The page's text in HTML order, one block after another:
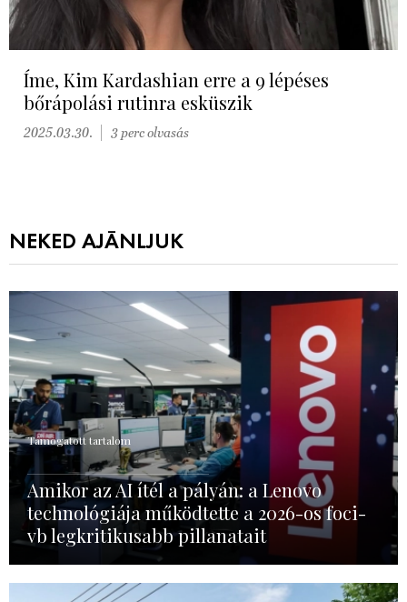
Íme, Kim Kardashian erre a 9 lépéses
bőrápolási rutinra esküszik
2025.03.30. 3 perc olvasás
NEKED AJÁNLJUK
Támogatott tartalom
Amikor az AI ítél a pályán: a Lenovo
technológiája működtette a 2026-os foci-
vb legkritikusabb pillanatait